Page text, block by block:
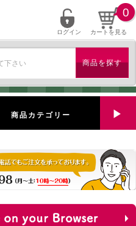
ログイン カートを見る
0
商品カテゴリー